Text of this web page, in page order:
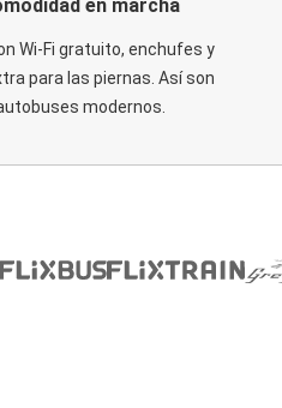
en marcha
Wi-Fi gratuito, enchufes y
para las piernas. Así son
modernos.